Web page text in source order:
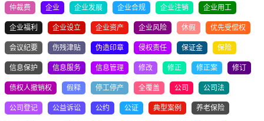
仲裁费 企业 企业发展 企业合规 企业注销 企业用工
企业福利 企业设立 企业资产 企业风险 休假 优先受偿权
会议纪要 伤残津贴 伪造印章 侵权责任 保证金 保险
信息保护 信息服务 信息管理 修改 修正 修正案 修订
债权人撤销权 假释 停工停产 全覆盖 公司 公司法
公司登记 公益诉讼 公约 公证 典型案例 养老保险